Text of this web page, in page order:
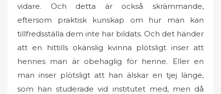
vidare. Och detta är också skrämmande,
eftersom praktisk kunskap om hur man kan
tillfredsställa dem inte har bildats. Och det händer
att en hittills okänslig kvinna plötsligt inser att
hennes man är obehaglig för henne. Eller en
man inser plötsligt att han älskar en tjej länge,
som han studerade vid institutet med, men då